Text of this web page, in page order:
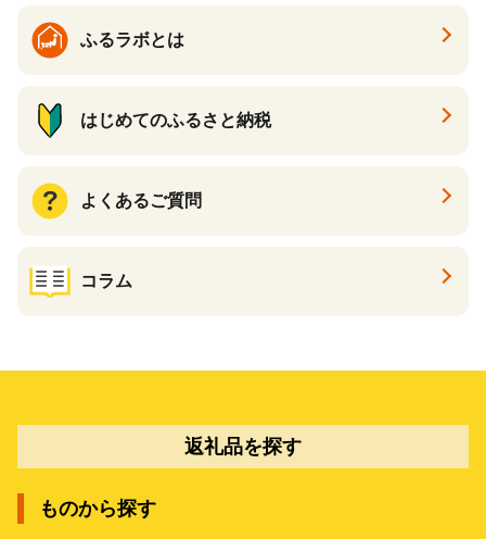
ふるラボとは
はじめてのふるさと納税
よくあるご質問
コラム
返礼品を探す
ものから探す